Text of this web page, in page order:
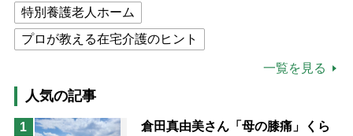
特別養護老人ホーム
プロが教える在宅介護のヒント
高木ブー
ケアマネジャー
猫が母になつきません
一覧を見る
人気の記事
1
倉田真由美さん「母の膝痛」くら